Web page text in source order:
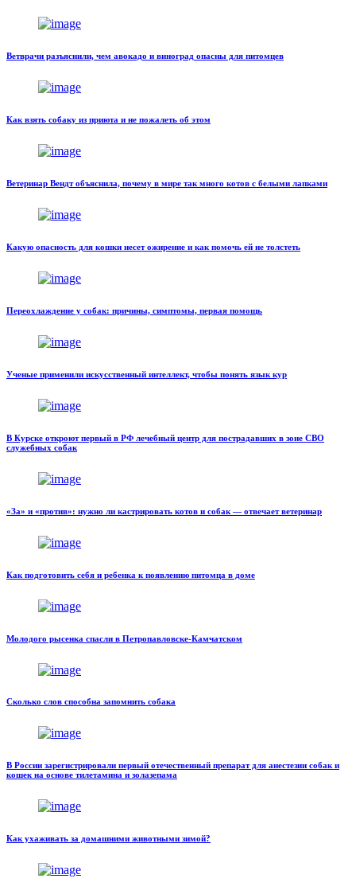
Ветврачи разъяснили, чем авокадо и виноград опасны для питомцев
Как взять собаку из приюта и не пожалеть об этом
Ветеринар Вендт объяснила, почему в мире так много котов с белыми лапками
Какую опасность для кошки несет ожирение и как помочь ей не толстеть
Переохлаждение у собак: причины, симптомы, первая помощь
Ученые применили искусственный интеллект, чтобы понять язык кур
В Курске откроют первый в РФ лечебный центр для пострадавших в зоне СВО
служебных собак
«За» и «против»: нужно ли кастрировать котов и собак — отвечает ветеринар
Как подготовить себя и ребенка к появлению питомца в доме
Молодого рысенка спасли в Петропавловске-Камчатском
Сколько слов способна запомнить собака
В России зарегистрировали первый отечественный препарат для анестезии собак и
кошек на основе тилетамина и золазепама
Как ухаживать за домашними животными зимой?